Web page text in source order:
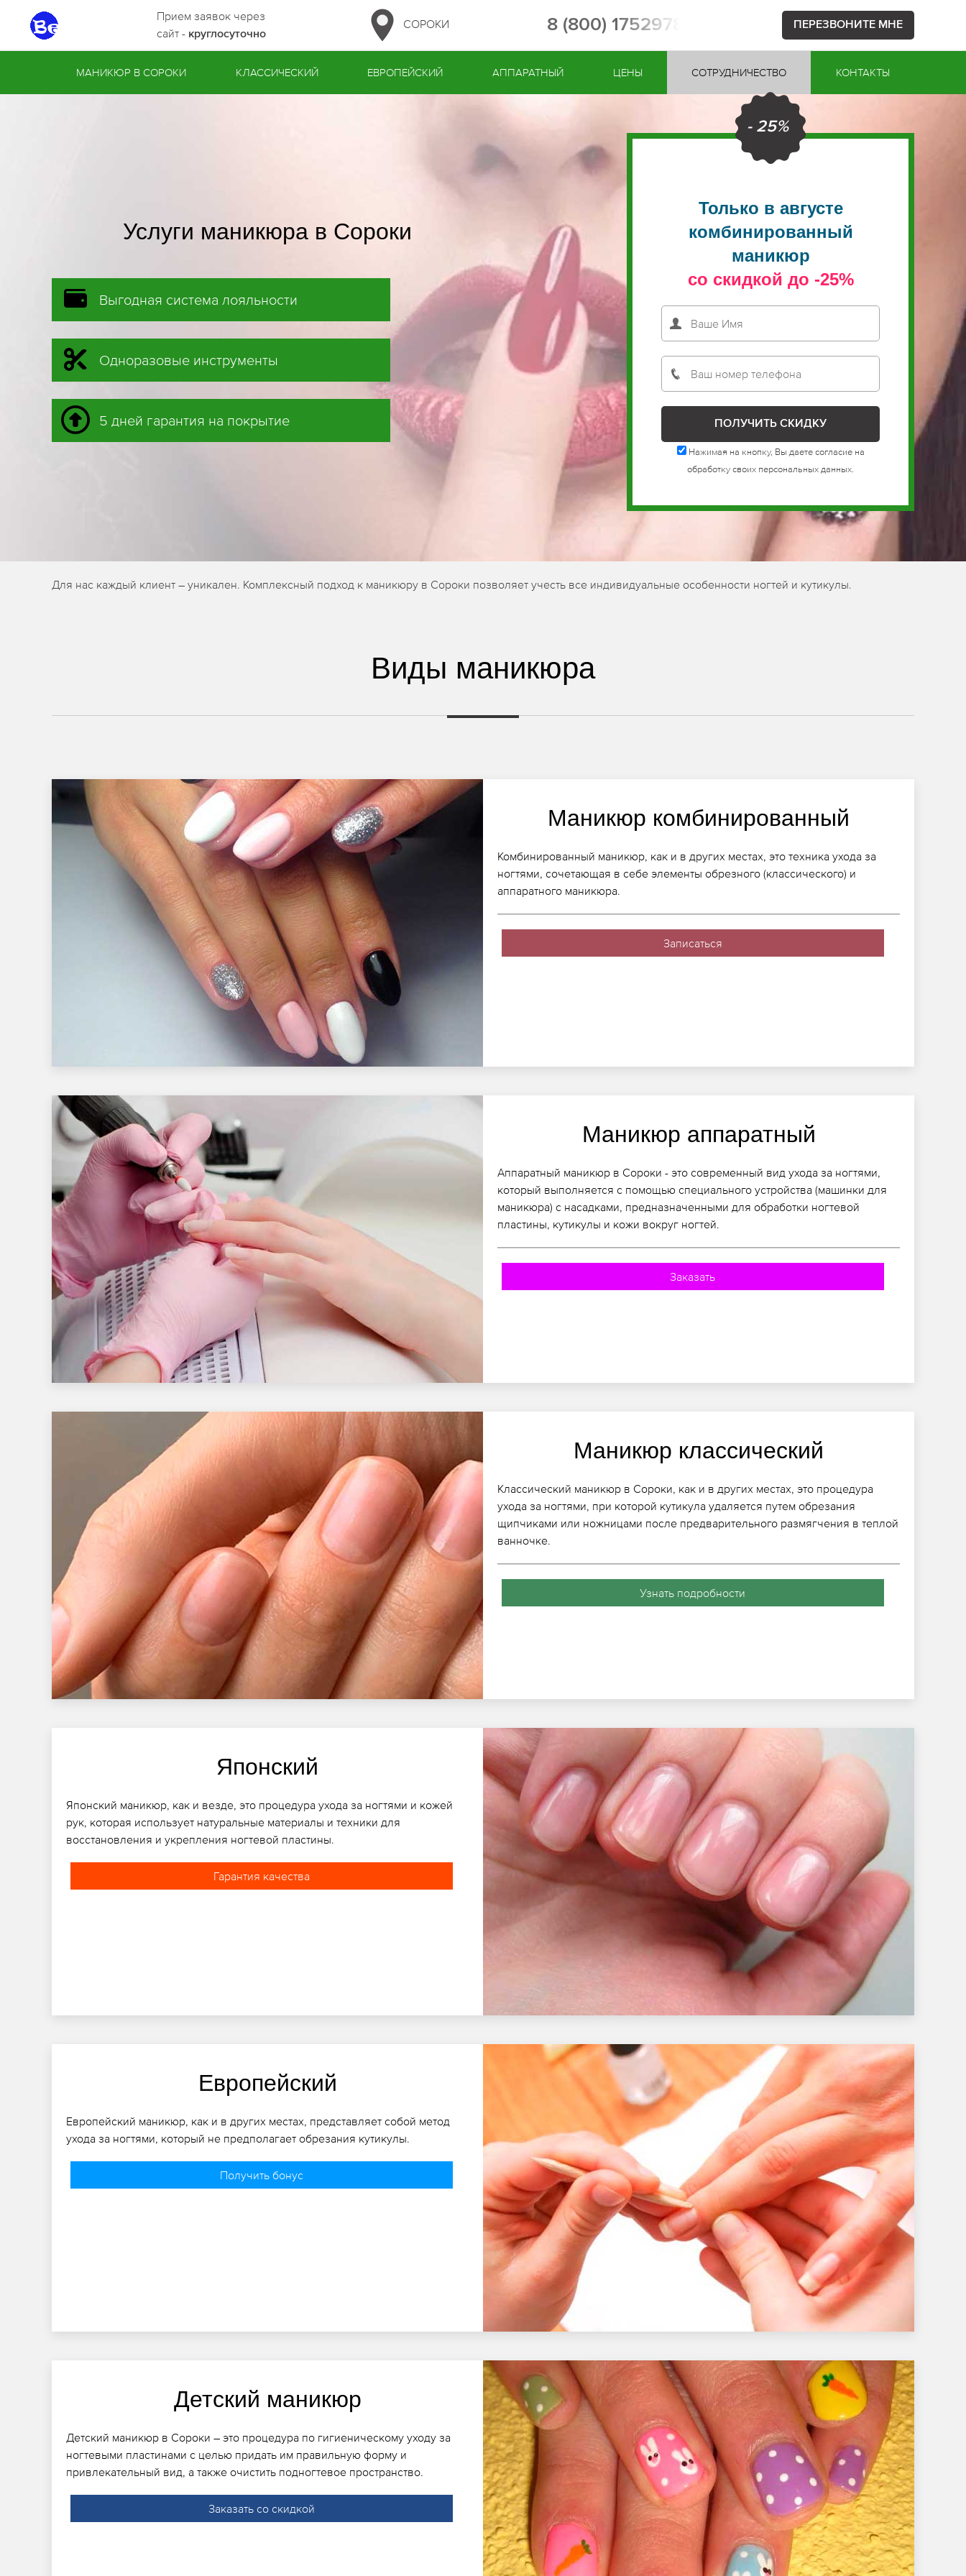
Прием заявок через
сайт - круглосуточно
СОРОКИ 8 (800) 1752978 ПЕРЕЗВОНИТЕ МНЕ
МАНИКЮР В СОРОКИ КЛАССИЧЕСКИЙ ЕВРОПЕЙСКИЙ АППАРАТНЫЙ ЦЕНЫ СОТРУДНИЧЕСТВО КОНТАКТЫ
Услуги маникюра в Сороки
Выгодная система лояльности
Одноразовые инструменты
5 дней гарантия на покрытие
- 25%
Только в августе
комбинированный
маникюр
со скидкой до -25%
Нажимая на кнопку, Вы даете согласие на
обработку своих персональных данных.
Для нас каждый клиент – уникален. Комплексный подход к маникюру в Сороки позволяет учесть все индивидуальные особенности ногтей и кутикулы.
Виды маникюра
Маникюр комбинированный
Комбинированный маникюр, как и в других местах, это техника ухода за
ногтями, сочетающая в себе элементы обрезного (классического) и
аппаратного маникюра.
Записаться
Маникюр аппаратный
Аппаратный маникюр в Сороки - это современный вид ухода за ногтями,
который выполняется с помощью специального устройства (машинки для
маникюра) с насадками, предназначенными для обработки ногтевой
пластины, кутикулы и кожи вокруг ногтей.
Заказать
Маникюр классический
Классический маникюр в Сороки, как и в других местах, это процедура
ухода за ногтями, при которой кутикула удаляется путем обрезания
щипчиками или ножницами после предварительного размягчения в теплой
ванночке.
Узнать подробности
Японский
Японский маникюр, как и везде, это процедура ухода за ногтями и кожей
рук, которая использует натуральные материалы и техники для
восстановления и укрепления ногтевой пластины.
Гарантия качества
Европейский
Европейский маникюр, как и в других местах, представляет собой метод
ухода за ногтями, который не предполагает обрезания кутикулы.
Получить бонус
Детский маникюр
Детский маникюр в Сороки – это процедура по гигиеническому уходу за
ногтевыми пластинами с целью придать им правильную форму и
привлекательный вид, а также очистить подногтевое пространство.
Заказать со скидкой